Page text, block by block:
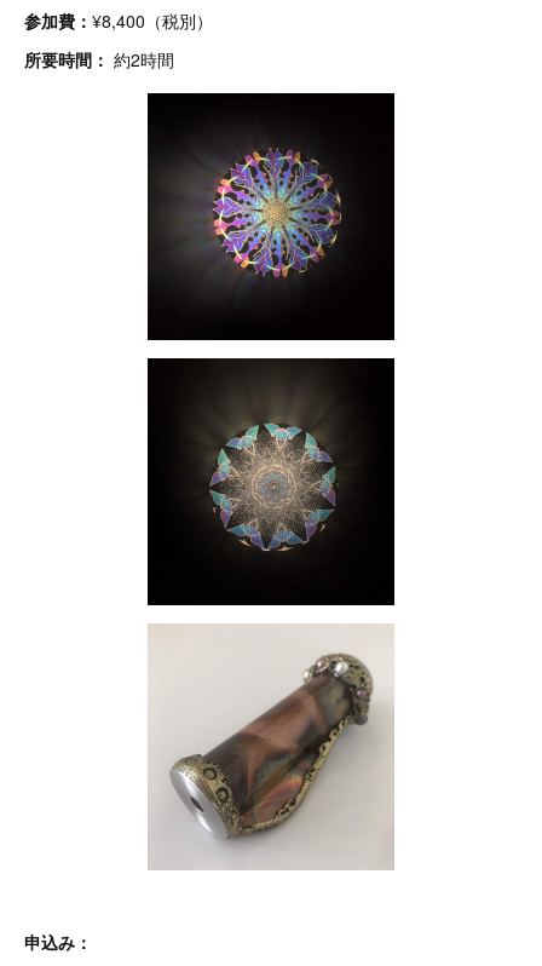
参加費： ¥8,400（税別）
所要時間： 約2時間
申込み：